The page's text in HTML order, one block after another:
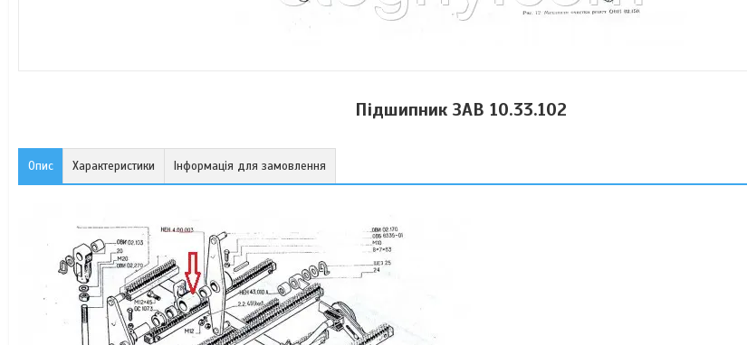
Підшипник ЗАВ 10.33.102
Опис Характеристики Інформація для замовлення